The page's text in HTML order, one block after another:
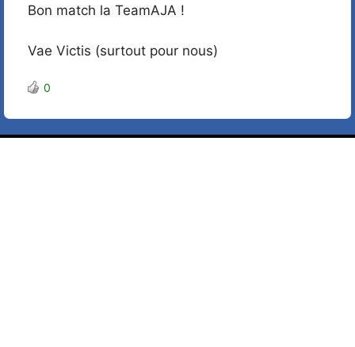
Bon match la TeamAJA !
Vae Victis (surtout pour nous)
0